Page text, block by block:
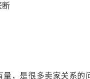
断
量，是很多卖家关系的